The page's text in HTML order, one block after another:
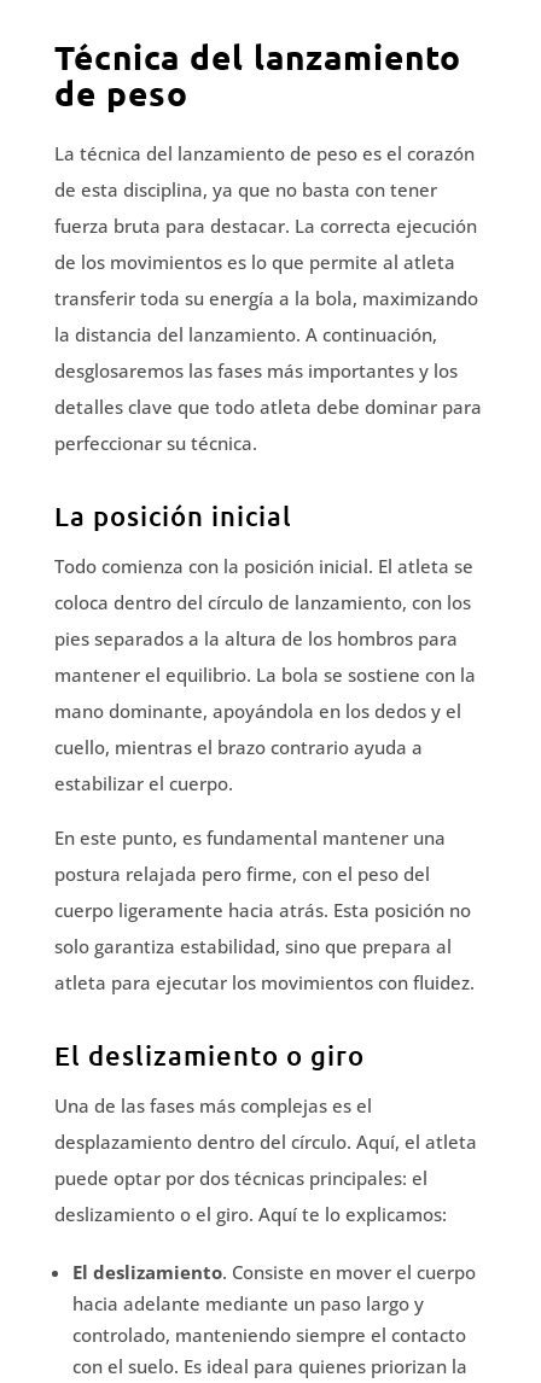
Técnica del lanzamiento
de peso
La técnica del lanzamiento de peso es el corazón
de esta disciplina, ya que no basta con tener
fuerza bruta para destacar. La correcta ejecución
de los movimientos es lo que permite al atleta
transferir toda su energía a la bola, maximizando
la distancia del lanzamiento. A continuación,
desglosaremos las fases más importantes y los
detalles clave que todo atleta debe dominar para
perfeccionar su técnica.
La posición inicial
Todo comienza con la posición inicial. El atleta se
coloca dentro del círculo de lanzamiento, con los
pies separados a la altura de los hombros para
mantener el equilibrio. La bola se sostiene con la
mano dominante, apoyándola en los dedos y el
cuello, mientras el brazo contrario ayuda a
estabilizar el cuerpo.
En este punto, es fundamental mantener una
postura relajada pero firme, con el peso del
cuerpo ligeramente hacia atrás. Esta posición no
solo garantiza estabilidad, sino que prepara al
atleta para ejecutar los movimientos con fluidez.
El deslizamiento o giro
Una de las fases más complejas es el
desplazamiento dentro del círculo. Aquí, el atleta
puede optar por dos técnicas principales: el
deslizamiento o el giro. Aquí te lo explicamos:
El deslizamiento. Consiste en mover el cuerpo
hacia adelante mediante un paso largo y
controlado, manteniendo siempre el contacto
con el suelo. Es ideal para quienes priorizan la